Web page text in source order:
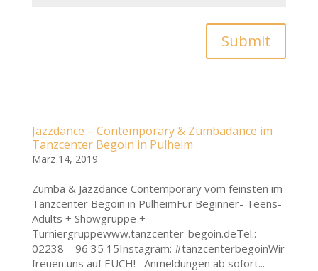
Submit
Jazzdance – Contemporary & Zumbadance im
Tanzcenter Begoin in Pulheim
März 14, 2019
Zumba & Jazzdance Contemporary vom feinsten im
Tanzcenter Begoin in PulheimFür Beginner- Teens-
Adults + Showgruppe +
Turniergruppewww.tanzcenter-begoin.deTel.:
02238 – 96 35 15Instagram: #tanzcenterbegoinWir
freuen uns auf EUCH! Anmeldungen ab sofort...